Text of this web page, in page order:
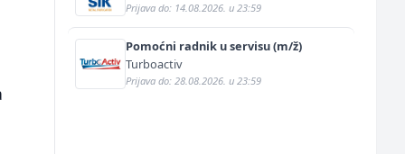
Prijava do: 14.08.2026. u 23:59
Pomoćni radnik u servisu (m/ž)
Turboactiv
Prijava do: 28.08.2026. u 23:59